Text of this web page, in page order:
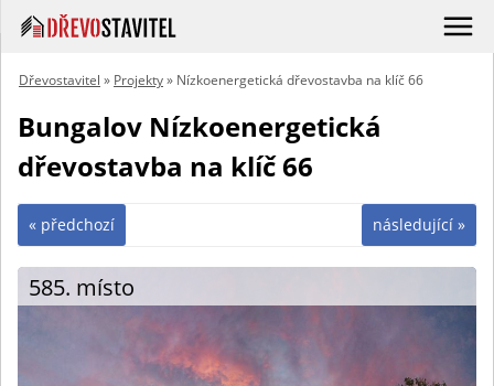
Dřevostavitel » Projekty» Nízkoenergetická dřevostavba na klíč 66
Bungalov Nízkoenergetická
dřevostavba na klíč 66
následující »
« předchozí
585. místo